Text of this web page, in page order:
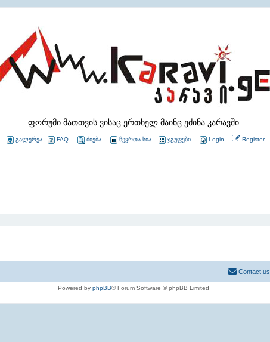
ფორუმი მათთვის ვისაც ერთხელ მაინც ეძინა კარავში
გალერეა FAQ ძიება წევრთა სია ჯგუფები Login Register
Contact us
Powered by phpBB® Forum Software © phpBB Limited